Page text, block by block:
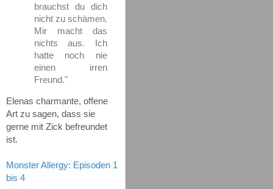
brauchst du dich
nicht zu schämen.
Mir macht das
nichts aus. Ich
hatte noch nie
einen irren
Freund."
Elenas charmante, offene
Art zu sagen, dass sie
gerne mit Zick befreundet
ist.
Monster Allergy: Episoden 1
bis 4